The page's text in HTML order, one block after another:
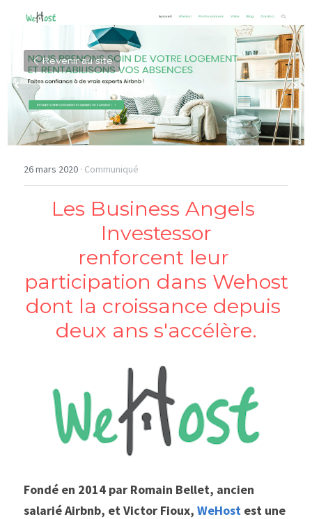
Revenir au site
26 mars 2020 · Communiqué
Les Business Angels
Investessor
renforcent leur
participation dans Wehost
dont la croissance depuis
deux ans s'accélère.
Fondé en 2014 par Romain Bellet, ancien
salarié Airbnb, et Victor Fioux, WeHost est une